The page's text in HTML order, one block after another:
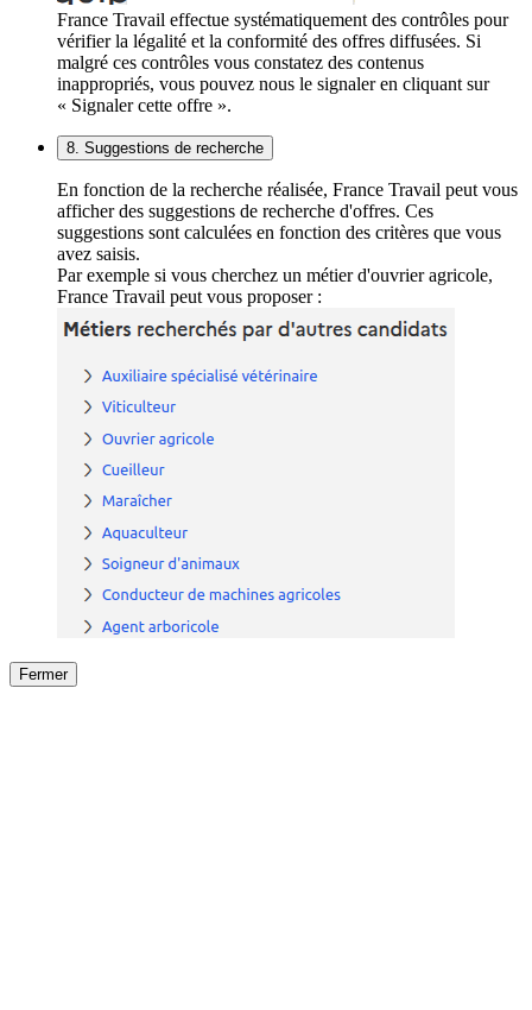
France Travail effectue systématiquement des contrôles pour
vérifier la légalité et la conformité des offres diffusées. Si
malgré ces contrôles vous constatez des contenus
inappropriés, vous pouvez nous le signaler en cliquant sur
« Signaler cette offre ».
8. Suggestions de recherche
En fonction de la recherche réalisée, France Travail peut vous
afficher des suggestions de recherche d'offres. Ces
suggestions sont calculées en fonction des critères que vous
avez saisis.
Par exemple si vous cherchez un métier d'ouvrier agricole,
France Travail peut vous proposer :
Fermer